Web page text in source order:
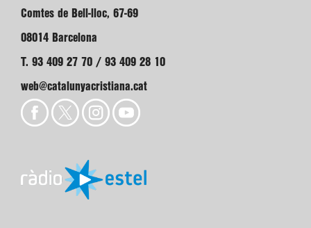
Comtes de Bell-lloc, 67-69
08014 Barcelona
T. 93 409 27 70 / 93 409 28 10
web@catalunyacristiana.cat